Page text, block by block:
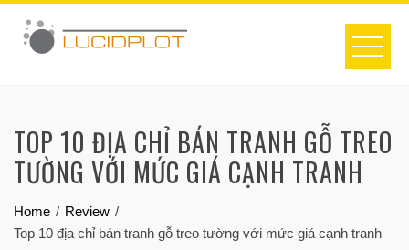
TOP 10 ĐỊA CHỈ BÁN TRANH GỖ TREO
TƯỜNG VỚI MỨC GIÁ CẠNH TRANH
Home
Review
Top 10 địa chỉ bán tranh gỗ treo tường với mức giá cạnh tranh